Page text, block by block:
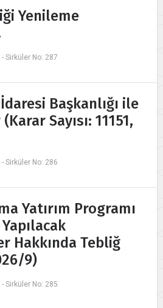
Yenileme
- Sirküler No: 287
Başkanlığı ile
Sayısı: 11151,
- Sirküler No: 286
Yatırım Programı
Hakkında Tebliğ
9)
- Sirküler No: 285